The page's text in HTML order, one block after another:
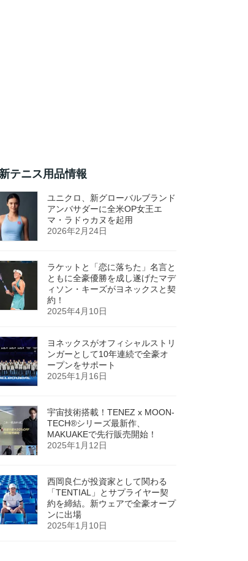
テニス用品情報
ユニクロ、新グローバルブランド
アンバサダーに全米OP女王エ
マ・ラドゥカヌを起用
2026年2月24日
ラケットと「恋に落ちた」名言と
ともに全豪優勝を成し遂げたマデ
ィソン・キーズがヨネックスと契
約！
2025年4月10日
ヨネックスがオフィシャルストリ
ンガーとして10年連続で全豪オ
ープンをサポート
2025年1月16日
宇宙技術搭載！TENEZ x MOON-
TECH®シリーズ最新作、
MAKUAKEで先行販売開始！
2025年1月12日
西岡良仁が投資家として関わる
「TENTIAL」とサプライヤー契
約を締結。新ウェアで全豪オープ
ンに出場
2025年1月10日